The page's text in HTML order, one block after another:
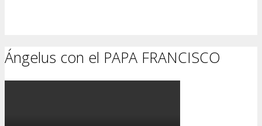
Ángelus con el PAPA FRANCISCO